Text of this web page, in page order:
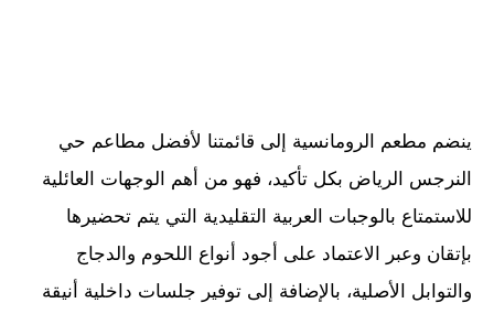
ينضم مطعم الرومانسية إلى قائمتنا لأفضل مطاعم حي
النرجس الرياض بكل تأكيد، فهو من أهم الوجهات العائلية
للاستمتاع بالوجبات العربية التقليدية التي يتم تحضيرها
بإتقان وعبر الاعتماد على أجود أنواع اللحوم والدجاج
والتوابل الأصلية، بالإضافة إلى توفير جلسات داخلية أنيقة